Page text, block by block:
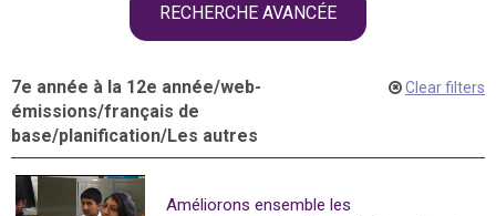
RECHERCHE AVANCÉE
7e année à la 12e année/web-
émissions/français de
base/planification/Les autres
Clear filters
Améliorons ensemble les